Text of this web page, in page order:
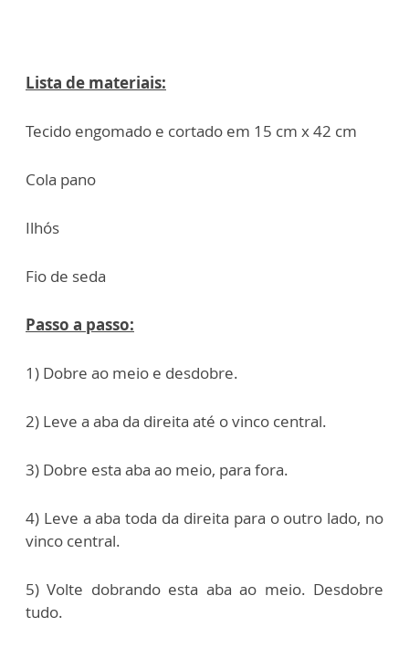
Lista de materiais:
Tecido engomado e cortado em 15 cm x 42 cm
Cola pano
Ilhós
Fio de seda
Passo a passo:
1) Dobre ao meio e desdobre.
2) Leve a aba da direita até o vinco central.
3) Dobre esta aba ao meio, para fora.
4) Leve a aba toda da direita para o outro lado, no
vinco central.
5) Volte dobrando esta aba ao meio. Desdobre
tudo.